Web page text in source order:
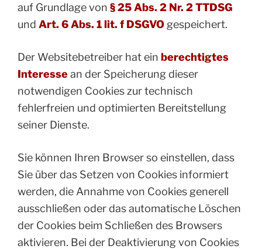
auf Grundlage von § 25 Abs. 2 Nr. 2 TTDSG
und Art. 6 Abs. 1 lit. f DSGVO gespeichert.
Der Websitebetreiber hat ein berechtigtes
Interessean der Speicherung dieser
notwendigen Cookies zur technisch
fehlerfreien und optimierten Bereitstellung
seiner Dienste.
Sie können Ihren Browser so einstellen, dass
Sie über das Setzen von Cookies informiert
werden, die Annahme von Cookies generell
ausschließen oder das automatische Löschen
der Cookies beim Schließen des Browsers
aktivieren. Bei der Deaktivierung von Cookies